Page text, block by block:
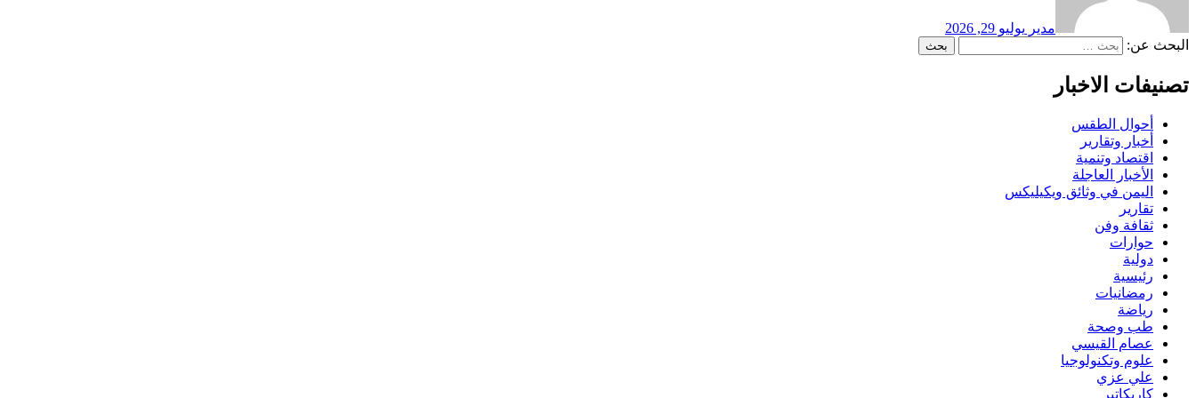
مدير يوليو 29, 2026
البحث عن:
تصنيفات الاخبار
أحوال الطقس
أخبار وتقارير
اقتصاد وتنمية
الأخبار العاجلة
اليمن في وثائق ويكيليكس
تقارير
ثقافة وفن
حوارات
دولية
رئيسية
رمضانيات
رياضة
طب وصحة
عصام القيسي
علوم وتكنولوجيا
علي عزي
كاريكاتير